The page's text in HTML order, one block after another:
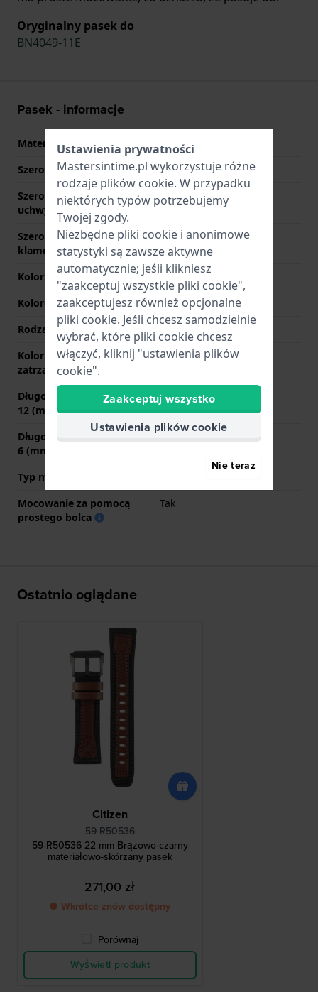
Oryginalny pasek do
BN4049-11E
Pasek - informacje
Materiał Paska
Tekstylia i skóra
Szerokość uchwytu
22 mm
Szerokość między
uchwytami
22 mm
Szerokość paska przy
klamerce
20 mm
Kolor paska
brązowy
Kolorowe szwy
brązowy
Rodzaj zapięcia
Kolor zapięcia
zatrzaskowego
Czarny
Długość paska na godzinie
12 (mm)
75 mm
Długość paska na godzinie
6 (mm)
Typ mocowania
Mocowanie za pomocą
prostego bolca
Tak
Ostatnio oglądane
Citizen
59-R50536
59-R50536 22 mm Brązowo-czarny
materiałowo-skórzany pasek
271,00 zł
● Wkrótce znów dostępny
Porównaj
Wyświetl produkt
Ustawienia prywatności
Mastersintime.pl wykorzystuje różne
rodzaje plików cookie. W przypadku
niektórych typów potrzebujemy
Twojej zgody.
Niezbędne pliki cookie i anonimowe
statystyki są zawsze aktywne
automatycznie; jeśli klikniesz
"zaakceptuj wszystkie pliki cookie",
zaakceptujesz również opcjonalne
pliki cookie. Jeśli chcesz samodzielnie
wybrać, które pliki cookie chcesz
włączyć, kliknij "ustawienia plików
cookie".
Zaakceptuj wszystko
Ustawienia plików cookie
Nie teraz